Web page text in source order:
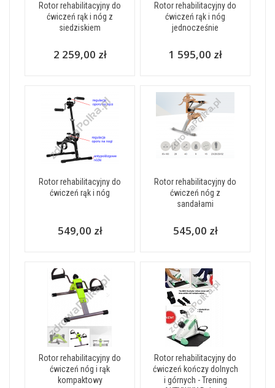
Rotor rehabilitacyjny do
ćwiczeń rąk i nóg z
siedziskiem
2 259,00 zł
Rotor rehabilitacyjny do
ćwiczeń rąk i nóg
jednocześnie
1 595,00 zł
Rotor rehabilitacyjny do
ćwiczeń rąk i nóg
549,00 zł
Rotor rehabilitacyjny do
ćwiczeń nóg z
sandałami
545,00 zł
Rotor rehabilitacyjny do
ćwiczeń nóg i rąk
kompaktowy
Rotor rehabilitacyjny do
ćwiczeń kończy dolnych
i górnych - Trening